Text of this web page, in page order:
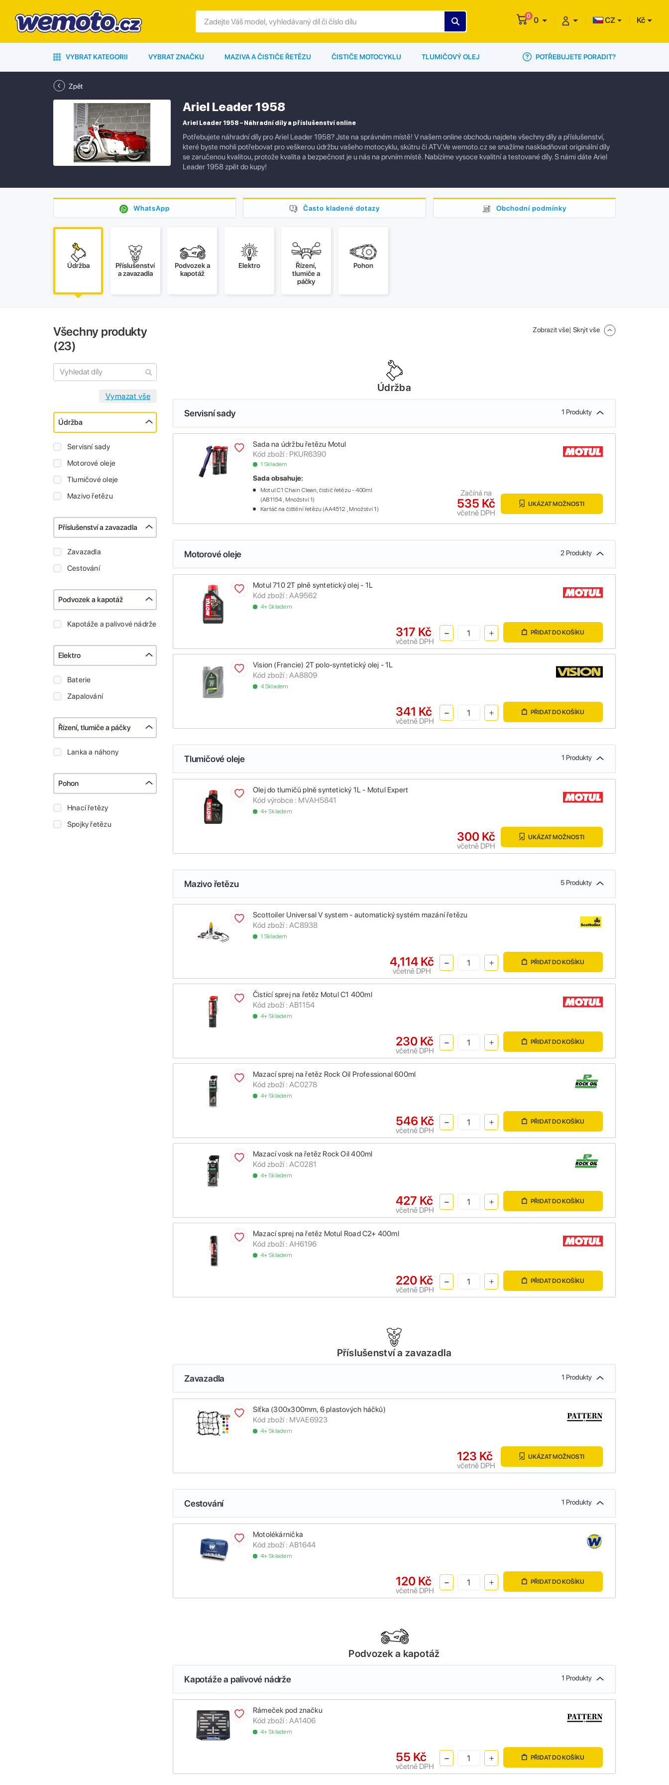
0 0 CZ Kč
VYBRAT KATEGORII VYBRAT ZNAČKU MAZIVA A ČISTIČE ŘETĚZU ČISTIČE MOTOCYKLU TLUMIČOVÝ OLEJ POTŘEBUJETE PORADIT?
Zpět
Ariel Leader 1958
Ariel Leader 1958 – Náhradní díly a příslušenství online
Potřebujete náhradní díly pro Ariel Leader 1958? Jste na správném místě! V našem online obchodu najdete všechny díly a příslušenství,
které byste mohli potřebovat pro veškerou údržbu vašeho motocyklu, skútru či ATV.Ve wemoto.cz se snažíme naskladňovat originální díly
se zaručenou kvalitou, protože kvalita a bezpečnost je u nás na prvním místě. Nabízíme vysoce kvalitní a testované díly. S námi dáte Ariel
Leader 1958 zpět do kupy!
WhatsApp Často kladené dotazy Obchodní podmínky
Údržba
Příslušenství
a zavazadla
Podvozek a
kapotáž
Elektro
Řízení,
tlumiče a
páčky
Pohon
Všechny produkty
(23)
Údržba
Servisní sady
Motorové oleje
Tlumičové oleje
Mazivo řetězu
Příslušenství a zavazadla
Zavazadla
Cestování
Podvozek a kapotáž
Kapotáže a palivové nádrže
Elektro
Baterie
Zapalování
Řízení, tlumiče a páčky
Lanka a náhony
Pohon
Hnací řetězy
Spojky řetězu
Zobrazit vše| Skrýt vše
Údržba
Servisní sady 1 Produkty
Sada na údržbu řetězu Motul
Kód zboží : PKUR6390
1 Skladem
Sada obsahuje:
Motul C1 Chain Clean, čistič řetězu - 400ml
(AB1154 , Množství 1)
Kartáč na čištění řetězu (AA4512 , Množství 1)
535 Kč
včetně DPH
Začíná na
UKÁZAT MOŽNOSTI
Motorové oleje 2 Produkty
Motul 710 2T plně syntetický olej - 1L
Kód zboží : AA9562
4+ Skladem
317 Kč
včetně DPH
PŘIDAT DO KOŠÍKU
Vision (Francie) 2T polo-syntetický olej - 1L
Kód zboží : AA8809
4 Skladem
341 Kč
včetně DPH
PŘIDAT DO KOŠÍKU
Tlumičové oleje 1 Produkty
Olej do tlumičů plně syntetický 1L - Motul Expert
Kód výrobce : MVAH5841
4+ Skladem
300 Kč
včetně DPH
UKÁZAT MOŽNOSTI
Mazivo řetězu 5 Produkty
Scottoiler Universal V system - automatický systém mazání řetězu
Kód zboží : AC8938
1 Skladem
4,114 Kč
včetně DPH
PŘIDAT DO KOŠÍKU
Čistící sprej na řetěz Motul C1 400ml
Kód zboží : AB1154
4+ Skladem
230 Kč
včetně DPH
PŘIDAT DO KOŠÍKU
Mazací sprej na řetěz Rock Oil Professional 600ml
Kód zboží : AC0278
4+ Skladem
546 Kč
včetně DPH
PŘIDAT DO KOŠÍKU
Mazací vosk na řetěz Rock Oil 400ml
Kód zboží : AC0281
4+ Skladem
427 Kč
včetně DPH
PŘIDAT DO KOŠÍKU
Mazací sprej na řetěz Motul Road C2+ 400ml
Kód zboží : AH6196
4+ Skladem
220 Kč
včetně DPH
PŘIDAT DO KOŠÍKU
Příslušenství a zavazadla
Zavazadla 1 Produkty
Síťka (300x300mm, 6 plastových háčků)
Kód zboží : MVAE6923
4+ Skladem
123 Kč
včetně DPH
UKÁZAT MOŽNOSTI
Cestování 1 Produkty
Motolékárnička
Kód zboží : AB1644
4+ Skladem
120 Kč
včetně DPH
PŘIDAT DO KOŠÍKU
Podvozek a kapotáž
Kapotáže a palivové nádrže 1 Produkty
Rámeček pod značku
Kód zboží : AA1406
4+ Skladem
55 Kč
včetně DPH
PŘIDAT DO KOŠÍKU